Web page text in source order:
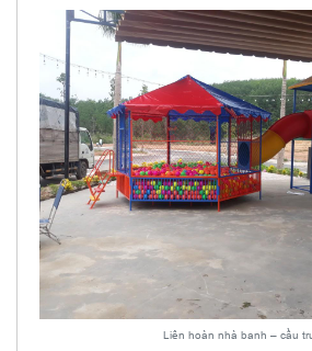
Liên hoàn nhà banh – cầu